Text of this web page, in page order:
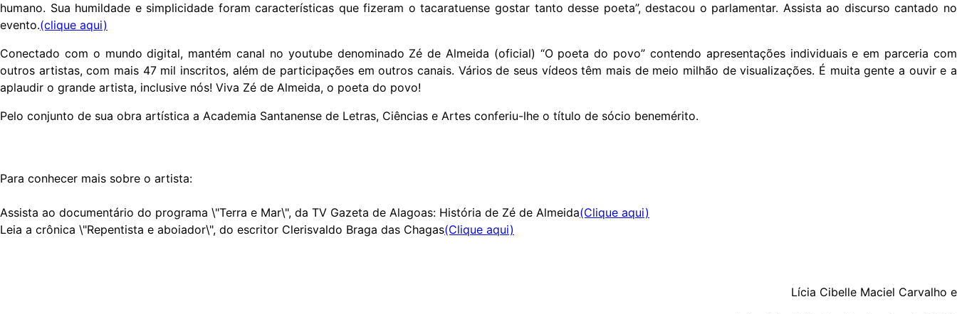
humano. Sua humildade e simplicidade foram características que fizeram o tacaratuense gostar tanto desse poeta”, destacou o parlamentar. Assista ao discurso cantado no
evento.(clique aqui)
Conectado com o mundo digital, mantém canal no youtube denominado Zé de Almeida (oficial) “O poeta do povo” contendo apresentações individuais e em parceria com
outros artistas, com mais 47 mil inscritos, além de participações em outros canais. Vários de seus vídeos têm mais de meio milhão de visualizações. É muita gente a ouvir e a
aplaudir o grande artista, inclusive nós! Viva Zé de Almeida, o poeta do povo!
Pelo conjunto de sua obra artística a Academia Santanense de Letras, Ciências e Artes conferiu-lhe o título de sócio benemérito.
Para conhecer mais sobre o artista:
Assista ao documentário do programa \"Terra e Mar\", da TV Gazeta de Alagoas: História de Zé de Almeida(Clique aqui)
Leia a crônica \"Repentista e aboiador\", do escritor Clerisvaldo Braga das Chagas(Clique aqui)
Lícia Cibelle Maciel Carvalho e